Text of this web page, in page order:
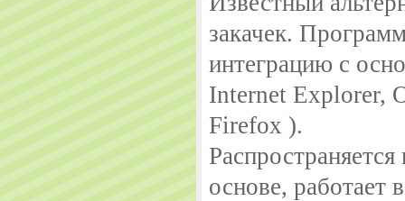
закачек.
интеграцию с
Internet Explorer,
Firefox ).
основе, работает